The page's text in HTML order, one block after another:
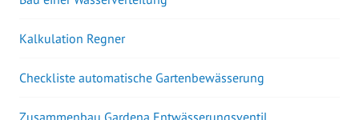
Kalkulation Regner
Checkliste automatische Gartenbewässerung